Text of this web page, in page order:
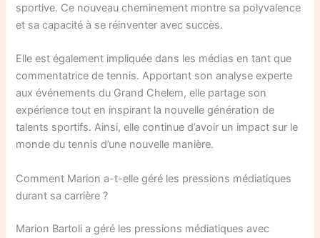
sportive. Ce nouveau cheminement montre sa polyvalence
et sa capacité à se réinventer avec succès.
Elle est également impliquée dans les médias en tant que
commentatrice de tennis. Apportant son analyse experte
aux événements du Grand Chelem, elle partage son
expérience tout en inspirant la nouvelle génération de
talents sportifs. Ainsi, elle continue d’avoir un impact sur le
monde du tennis d’une nouvelle manière.
Comment Marion a-t-elle géré les pressions médiatiques
durant sa carrière ?
Marion Bartoli a géré les pressions médiatiques avec